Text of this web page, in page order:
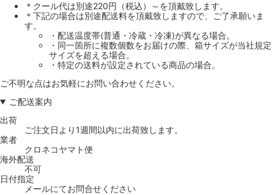
＊クール代は別途220円（税込）～を頂戴致します。
＊下記の場合は別途配送料を頂戴致しますので、ご了承願いま
す。
・配送温度帯(普通・冷蔵・冷凍)が異なる場合。
・同一箇所に複数個数をお届けの際、箱サイズが当社規定
サイズを超える場合。
・特定の送料が設定されている商品の場合。
ご不明な点はお気軽にお問い合わせください。
ご配送案内
出荷
ご注文日より1週間以内に出荷致します。
業者
クロネコヤマト便
海外配送
不可
日付指定
メールにてお問合せください